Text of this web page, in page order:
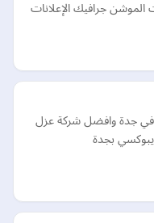
جرافيك الإعلانات
جدة وافضل شركة عزل
بجدة